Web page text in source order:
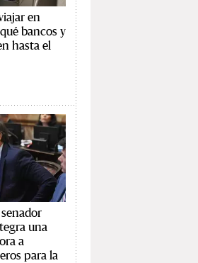
en
bancos y
hasta el
una
a
para la